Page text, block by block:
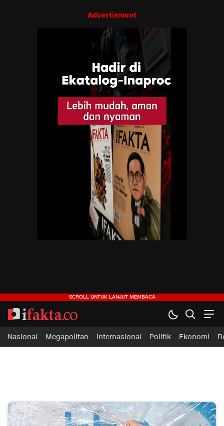
Advertisment
ifakta.co
#pastibenar
Nasional Megapolitan Internasional Politik Ekonomi